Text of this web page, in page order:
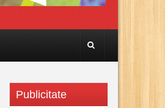
Publicitate